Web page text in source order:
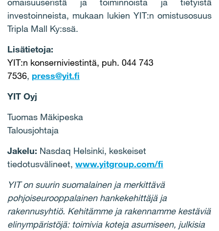
omaisuuseristä ja toiminnoista ja tietyistä
investoinneista, mukaan lukien YIT:n omistusosuus
Tripla Mall Ky:ssä.
Lisätietoja:
YIT:n konserniviestintä, puh. 044 743
7536, press@yit.fi
YIT Oyj
Tuomas Mäkipeska
Talousjohtaja
Jakelu: Nasdaq Helsinki, keskeiset
tiedotusvälineet, www.yitgroup.com/fi
YIT on suurin suomalainen ja merkittävä
pohjoiseurooppalainen hankekehittäjä ja
rakennusyhtiö. Kehitämme ja rakennamme kestäviä
elinympäristöjä: toimivia koteja asumiseen, julkisia